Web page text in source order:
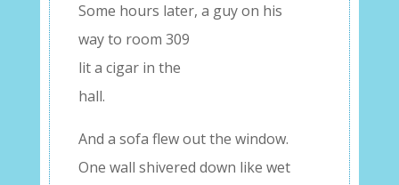
Some hours later, a guy on his
way to room 309
lit a cigar in the
hall.
And a sofa flew out the window.
One wall shivered down like wet